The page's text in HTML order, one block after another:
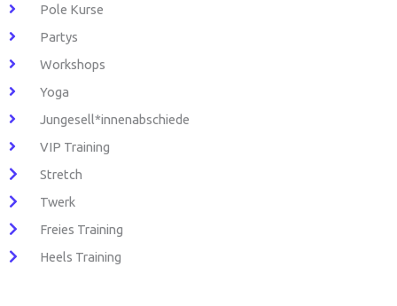
Pole Kurse
Partys
Workshops
Yoga
Jungesell*innenabschiede
VIP Training
Stretch
Twerk
Freies Training
Heels Training